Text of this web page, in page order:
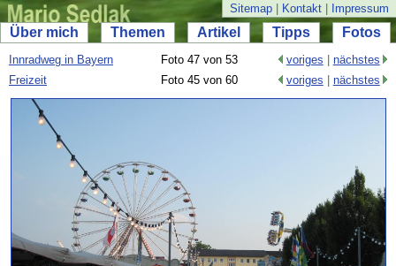
Sitemap Kontakt Impressum
Über mich Themen Artikel Tipps Fotos
Innradweg in Bayern Foto 47 von 53 voriges
nächstes
Freizeit
Foto 45 von 60 voriges nächstes